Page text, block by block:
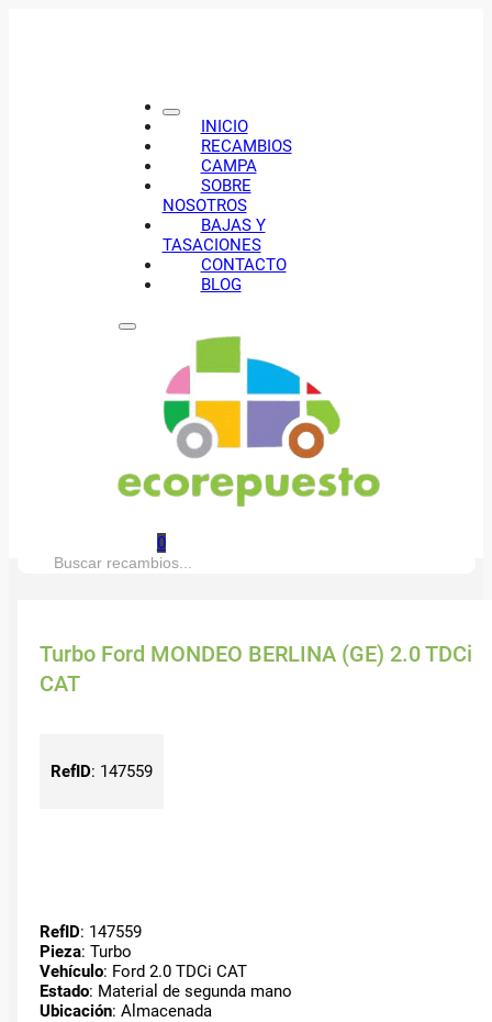
INICIO
RECAMBIOS
CAMPA
SOBRE
NOSOTROS
BAJAS Y
TASACIONES
CONTACTO
BLOG
0
Buscar:
Turbo Ford MONDEO BERLINA (GE) 2.0 TDCi
CAT
RefID: 147559
RefID: 147559
Pieza: Turbo
Vehículo: Ford 2.0 TDCi CAT
Estado: Material de segunda mano
Ubicación: Almacenada